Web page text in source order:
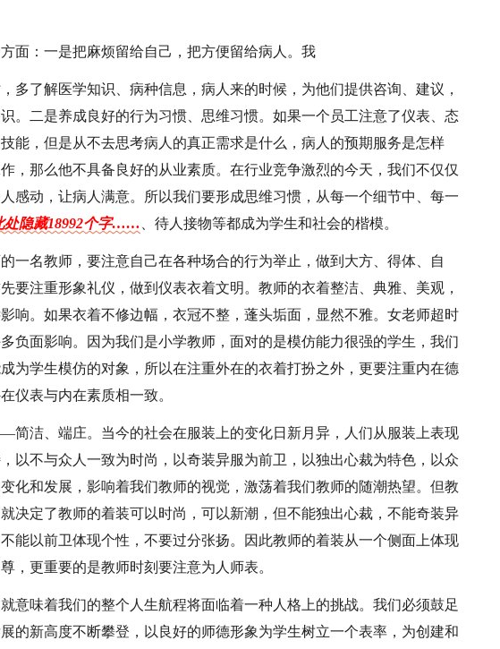
面：一是把麻烦留给自己，把方便留给病人。我
多了解医学知识、病种信息，病人来的时候，为他们提供咨询、建议，
。二是养成良好的行为习惯、思维习惯。如果一个员工注意了仪表、态
能，但是从不去思考病人的真正需求是什么，病人的预期服务是怎样
，那么他不具备良好的从业素质。在行业竞争激烈的今天，我们不仅仅
感动，让病人满意。所以我们要形成思维习惯，从每一个细节中、每一
隐藏18992个字…… 、待人接物等都成为学生和社会的楷模。
一名教师，要注意自己在各种场合的行为举止，做到大方、得体、自
要注重形象礼仪，做到仪表衣着文明。教师的衣着整洁、典雅、美观，
响。如果衣着不修边幅，衣冠不整，蓬头垢面，显然不雅。女老师超时
负面影响。因为我们是小学教师，面对的是模仿能力很强的学生，我们
为学生模仿的对象，所以在注重外在的衣着打扮之外，更要注重内在德
仪表与内在素质相一致。
洁、端庄。当今的社会在服装上的变化日新月异，人们从服装上表现
以不与众人一致为时尚，以奇装异服为前卫，以独出心裁为特色，以众
化和发展，影响着我们教师的视觉，激荡着我们教师的随潮热望。但教
决定了教师的着装可以时尚，可以新潮，但不能独出心裁，不能奇装异
能以前卫体现个性，不要过分张扬。因此教师的着装从一个侧面上体现
，更重要的是教师时刻要注意为人师表。
意味着我们的整个人生航程将面临着一种人格上的挑战。我们必须鼓足
的新高度不断攀登，以良好的师德形象为学生树立一个表率，为创建和